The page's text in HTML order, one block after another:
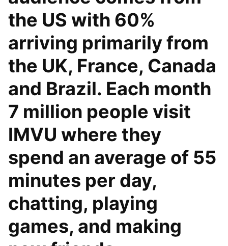
the US with 60%
arriving primarily from
the UK, France, Canada
and Brazil. Each month
7 million people visit
IMVU where they
spend an average of 55
minutes per day,
chatting, playing
games, and making